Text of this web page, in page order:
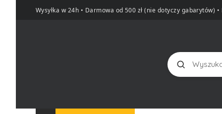
Wysyłka w 24h • Darmowa od 500 zł (nie dotyczy gabarytów) •
Szukaj